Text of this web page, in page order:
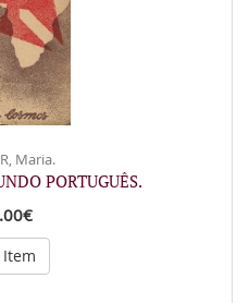
Maria.
PORTUGUÊS.
Item